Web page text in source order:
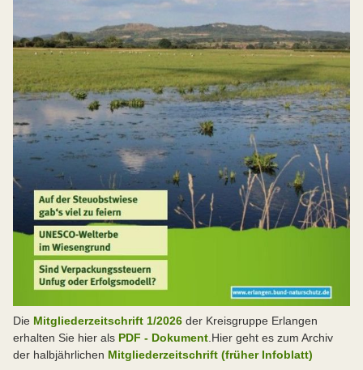
Die Mitgliederzeitschrift 1/2026 der Kreisgruppe Erlangen
erhalten Sie hier als PDF - Dokument .Hier geht es zum Archiv
der halbjährlichen Mitgliederzeitschrift (früher Infoblatt)